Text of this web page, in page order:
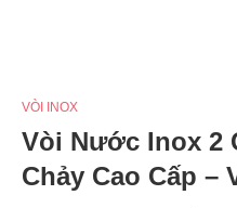
VÒI INOX
Vòi Nước Inox 2
Chảy Cao Cấp –